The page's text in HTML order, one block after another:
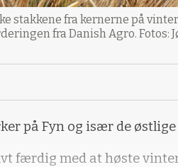
stakkene fra kernerne på
fra Danish Agro. Fotos:
på Fyn og især de østlige
færdig med at høste